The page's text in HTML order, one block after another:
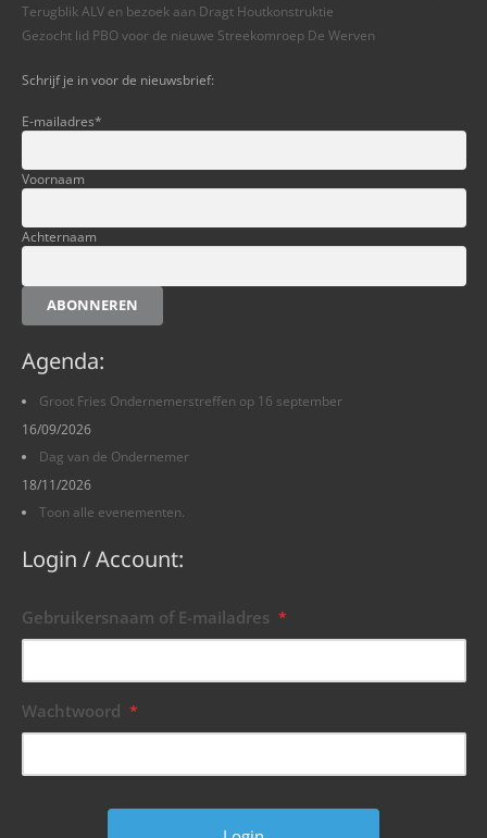
Terugblik ALV en bezoek aan Dragt Houtkonstruktie
Gezocht lid PBO voor de nieuwe Streekomroep De Werven
Schrijf je in voor de nieuwsbrief:
E-mailadres*
Voornaam
Achternaam
ABONNEREN
Agenda:
Groot Fries Ondernemerstreffen op 16 september
16/09/2026
Dag van de Ondernemer
18/11/2026
Toon alle evenementen.
Login / Account:
Gebruikersnaam of E-mailadres *
Wachtwoord *